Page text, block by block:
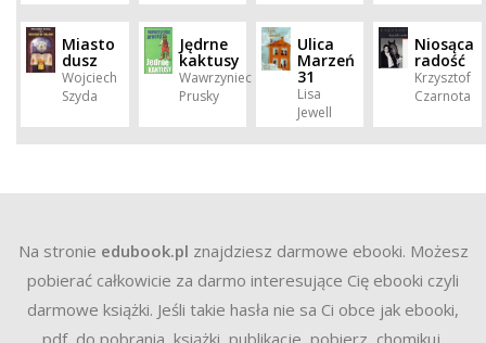
Miasto
dusz
Wojciech
Szyda
Jędrne
kaktusy
Wawrzyniec
Prusky
Ulica
Marzeń
31
Lisa
Jewell
Niosąca
radość
Krzysztof
Czarnota
Na stronie edubook.pl znajdziesz darmowe ebooki. Możesz
pobierać całkowicie za darmo interesujące Cię ebooki czyli
darmowe książki. Jeśli takie hasła nie sa Ci obce jak ebooki,
pdf, do pobrania, książki, publikacje, pobierz, chomikuj,